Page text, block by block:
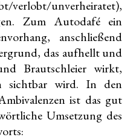
verlobt/unverheiratet),
Zum Autodafé ein
anschließend
das aufhellt und
Brautschleier wirkt,
sichtbar wird. In den
ist das gut
Umsetzung des